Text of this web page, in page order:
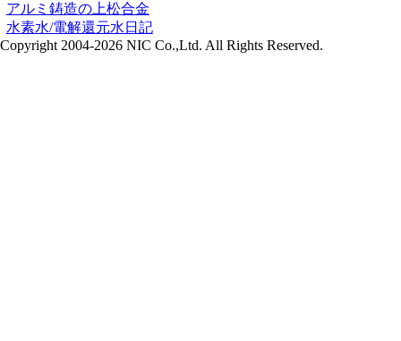
アルミ鋳造の上松合金
水素水/電解還元水日記
Copyright 2004-2026 NIC Co.,Ltd. All Rights Reserved.